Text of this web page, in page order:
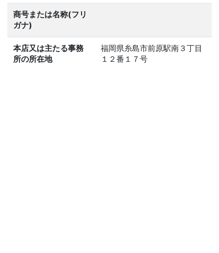
商号または名称(フリ
ガナ)
本店又は主たる事務
所の所在地
福岡県糸島市前原駅南３丁目
１２番１７号